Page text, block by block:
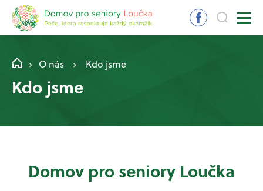
O nás Kdo jsme
Kdo jsme
Domov pro seniory Loučka